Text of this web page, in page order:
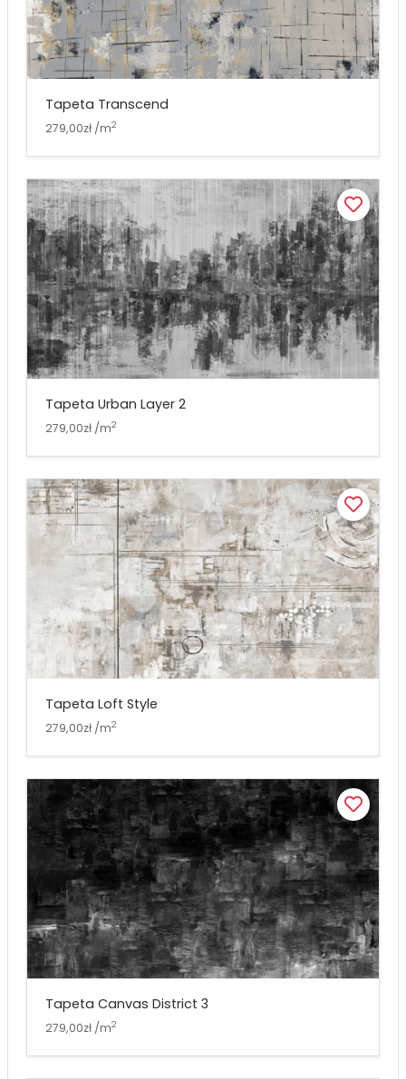
Tapeta Transcend
279,00zł /m2
Tapeta Urban Layer 2
279,00zł /m2
Tapeta Loft Style
279,00zł /m2
Tapeta Canvas District 3
279,00zł /m2